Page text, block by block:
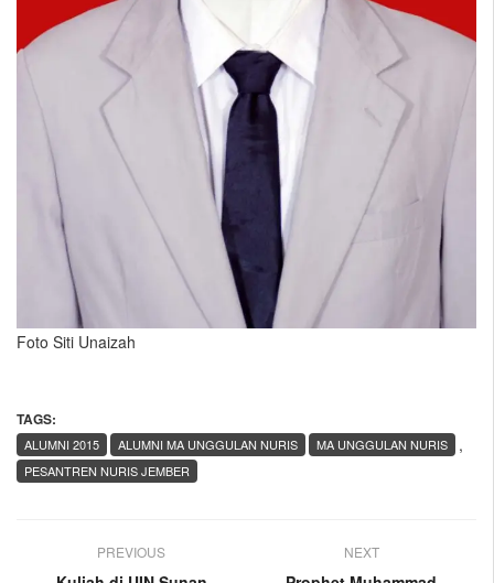
Foto Siti Unaizah
TAGS:
,
ALUMNI 2015 ALUMNI MA UNGGULAN NURIS
MA UNGGULAN NURIS
PESANTREN NURIS JEMBER
PREVIOUS NEXT